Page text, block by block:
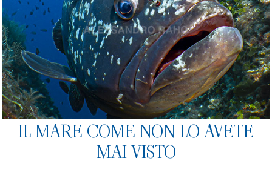
IL MARE COME NON LO AVETE
MAI VISTO